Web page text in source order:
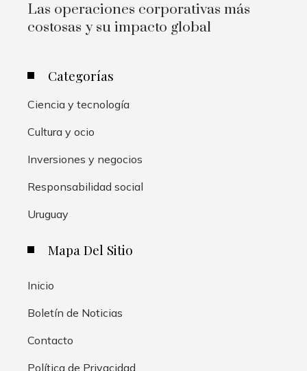
Las operaciones corporativas más
costosas y su impacto global
Categorías
Ciencia y tecnología
Cultura y ocio
Inversiones y negocios
Responsabilidad social
Uruguay
Mapa Del Sitio
Inicio
Boletín de Noticias
Contacto
Política de Privacidad